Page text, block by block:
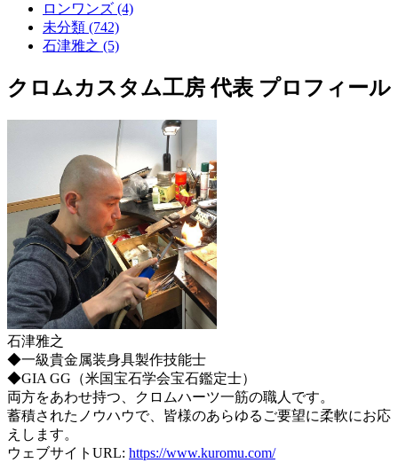
ロンワンズ (4)
未分類 (742)
石津雅之 (5)
クロムカスタム工房 代表 プロフィール
石津雅之
◆一級貴金属装身具製作技能士
◆GIA GG（米国宝石学会宝石鑑定士）
両方をあわせ持つ、クロムハーツ一筋の職人です。
蓄積されたノウハウで、皆様のあらゆるご要望に柔軟にお応
えします。
ウェブサイトURL: https://www.kuromu.com/